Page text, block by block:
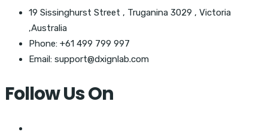
19 Sissinghurst Street , Truganina 3029 , Victoria
,Australia
Phone: +61 499 799 997
Email: support@dxignlab.com
Follow Us On